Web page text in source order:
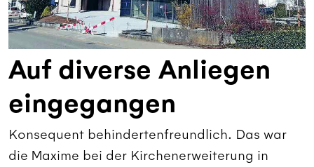
Auf diverse Anliegen
eingegangen
Konsequent behindertenfreundlich. Das war
die Maxime bei der Kirchenerweiterung in